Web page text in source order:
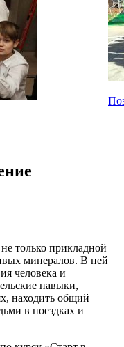
не только прикладной
минералов. В ней
человека и
навыки,
находить общий
в поездках и